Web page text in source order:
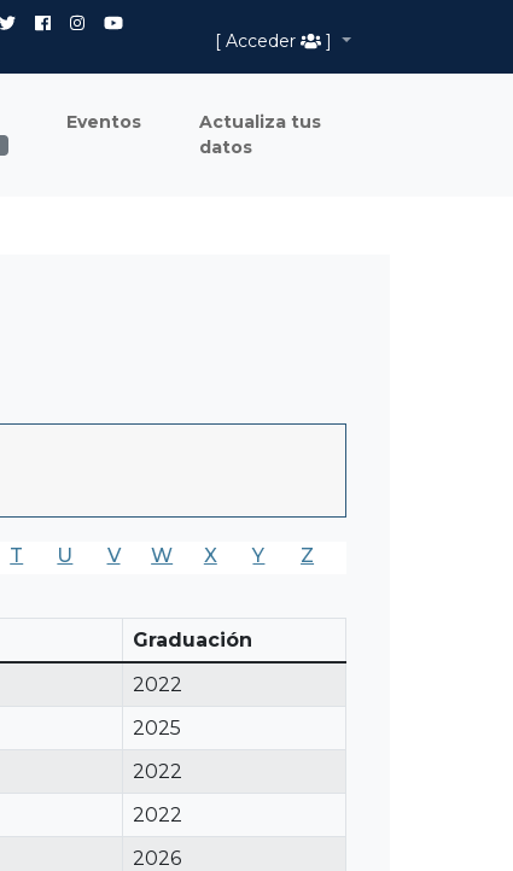
[ Acceder
]
Eventos
Actualiza tus
datos
T U V W X Y Z
Graduación
2022
2025
2022
2022
2026